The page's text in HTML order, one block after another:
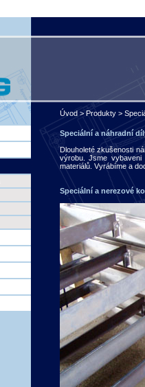
Úvod>Produkty>
Speciální a náhradní
Dlouholeté zkušenosti
výrobu. Jsme vybaveni
materiálů. Vyrábíme a
Speciální a nerezové